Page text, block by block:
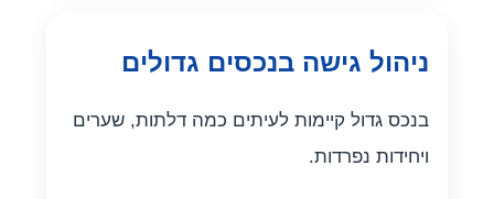
ניהול גישה בנכסים גדולים
בנכס גדול קיימות לעיתים כמה דלתות, שערים
ויחידות נפרדות.